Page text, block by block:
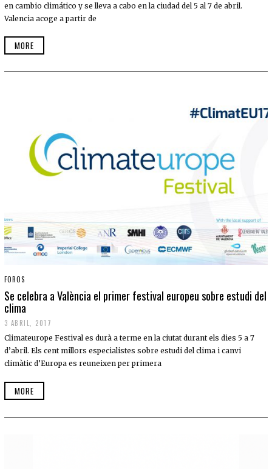
en cambio climático y se lleva a cabo en la ciudad del 5 al 7 de abril.
Valencia acoge a partir de
MORE
FOROS
Se celebra a València el primer festival europeu sobre estudi del
clima
3 ABRIL, 2017
Climateurope Festival es durà a terme en la ciutat durant els dies 5 a 7
d’abril. Els cent millors especialistes sobre estudi del clima i canvi
climàtic d’Europa es reuneixen per primera
MORE